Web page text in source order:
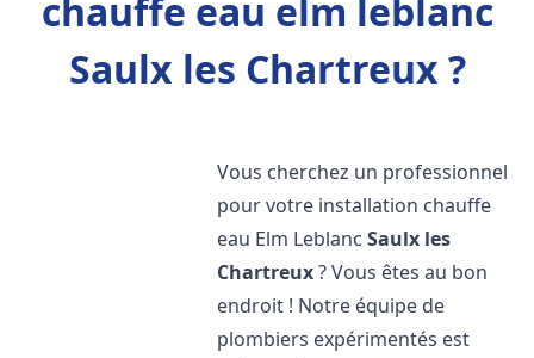
chauffe eau elm leblanc
Saulx les Chartreux ?
Vous cherchez un professionnel
pour votre installation chauffe
eau Elm LeblancSaulx les
Chartreux? Vous êtes au bon
endroit ! Notre équipe de
plombiers expérimentés est